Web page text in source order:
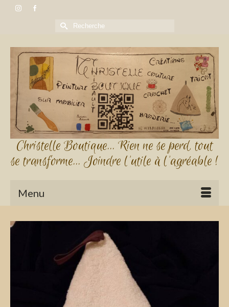
Rechercher :
Christelle Boutique... Rien ne se perd, tout
se transforme... Joindre l'utile à l'agréable !
Menu